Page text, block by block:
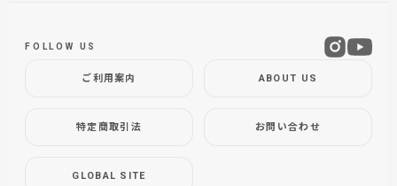
ご利用案内 ABOUT US
特定商取引法 お問い合わせ
GLOBAL SITE
FOLLOW US